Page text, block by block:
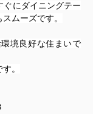
ぐにダイニングテー
ムーズです。
境良好な住まいで
。